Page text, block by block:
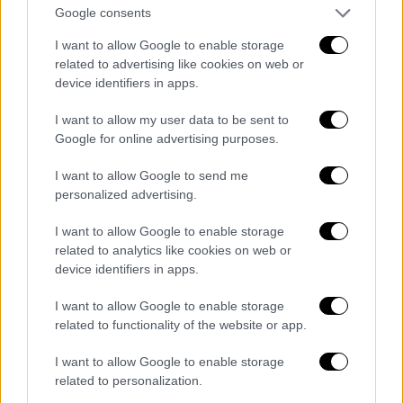
Google consents
I want to allow Google to enable storage
related to advertising like cookies on web or
device identifiers in apps.
I want to allow my user data to be sent to
Google for online advertising purposes.
I want to allow Google to send me
personalized advertising.
I want to allow Google to enable storage
related to analytics like cookies on web or
device identifiers in apps.
I want to allow Google to enable storage
related to functionality of the website or app.
I want to allow Google to enable storage
related to personalization.
στον χρόνο, είναι απολύτως βέβαιο πως θα
που μεγαλώνουμε, ιδίως αν μας περιβάλλουν
άνθρωποι που μας αγαπούν και τους
τα πράγματα που με κάνουν να νιώθω
ζωντανή και να μη σκέφτομαι τον χρόνο που
κυλά είναι η οικογένεια, οι φίλοι μου και το
πάθος για τη δουλειά μου. Προσωπικά
ευκαιρία μέσα από τη δουλειά μου να
γνωρίσω ενδιαφέροντες νέους ανθρώπους
μεγαλώνεις, αντιλαμβάνεσαι πως αυτό που
μετρά είναι η αληθινή ζωή. Πιστεύω πως τα
όσα περάσαμε με την πανδημία, ανάγκασαν
πολλούς από εμάς να αναθεωρήσουμε τη